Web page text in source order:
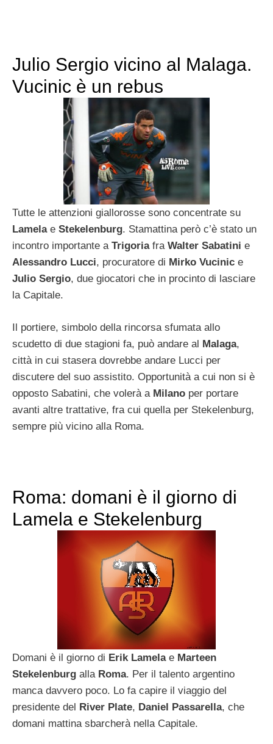
Julio Sergio vicino al Malaga.
Vucinic è un rebus
Tutte le attenzioni giallorosse sono concentrate su
Lamelae Stekelenburg. Stamattina però c’è stato un
incontro importante a Trigoria fraWalter Sabatini e
Alessandro Lucci, procuratore di Mirko Vucinic e
Julio Sergio, due giocatori che in procinto di lasciare
la Capitale.
Il portiere, simbolo della rincorsa sfumata allo
scudetto di due stagioni fa, può andare al Malaga,
città in cui stasera dovrebbe andare Lucci per
discutere del suo assistito. Opportunità a cui non si è
opposto Sabatini, che volerà a Milano per portare
avanti altre trattative, fra cui quella per Stekelenburg,
sempre più vicino alla Roma.
Roma: domani è il giorno di
Lamela e Stekelenburg
Domani è il giorno di Erik Lamelae Marteen
Stekelenburg alla Roma. Per il talento argentino
manca davvero poco. Lo fa capire il viaggio del
presidente del River Plate, Daniel Passarella, che
domani mattina sbarcherà nella Capitale.